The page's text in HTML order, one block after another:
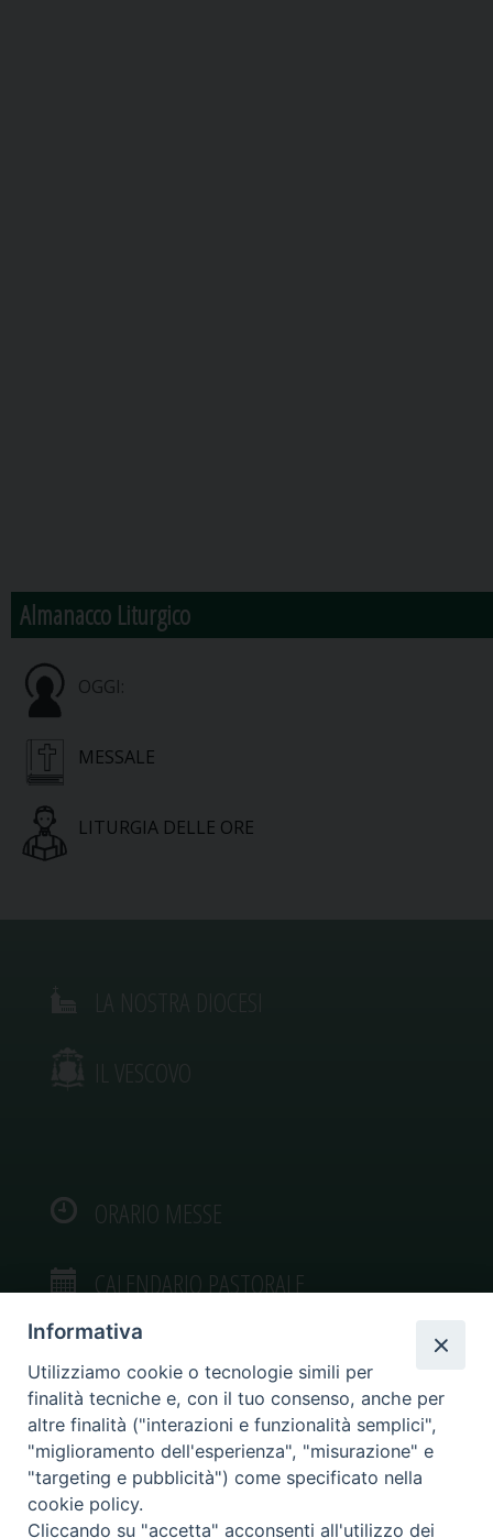
Almanacco Liturgico
OGGI:
MESSALE
LITURGIA DELLE ORE
IL VESCOVO
ORARIO MESSE
CALENDARIO PASTORALE
VIDEOGALLERY
PHOTOGALLERY
Informativa
Utilizziamo cookie o tecnologie simili per
finalità tecniche e, con il tuo consenso, anche per
altre finalità ("interazioni e funzionalità semplici",
"miglioramento dell'esperienza", "misurazione" e
"targeting e pubblicità") come specificato nella
cookie policy.
Cliccando su "accetta" acconsenti all'utilizzo dei